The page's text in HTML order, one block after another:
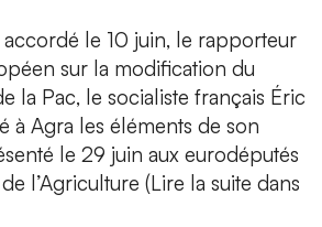
le 10 juin, le rapporteur
sur la modification du
la Pac, le socialiste français Éric
à Agra les éléments de son
le 29 juin aux eurodéputés
l’Agriculture (Lire la suite dans